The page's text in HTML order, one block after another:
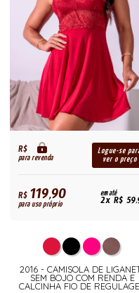
R$
para revenda
Logue-se
ver o preço
R$119,90
para uso próprio
em até
2x R$
2016 - CAMISOLA DE
SEM BOJO COM RENDA E
CALCINHA FIO DE